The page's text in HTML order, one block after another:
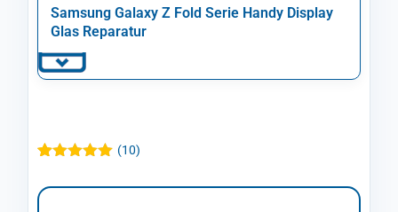
Samsung Galaxy Z Fold Serie Handy Display
Glas Reparatur
5.00von 5,
basierend
(10)